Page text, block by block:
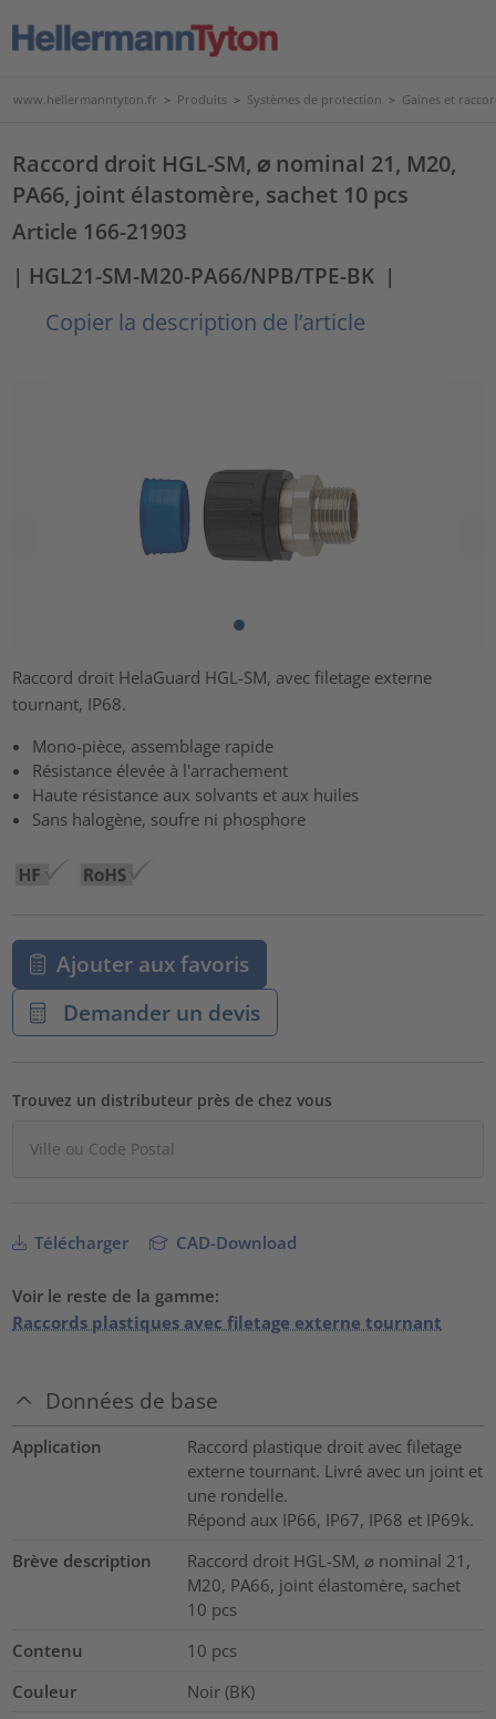
www.hellermanntyton.fr > Produits > Systèmes de protection > Gaines et
Raccord droit HGL-SM, ⌀ nominal 21, M20,
PA66, joint élastomère, sachet 10 pcs
Article 166-21903
| HGL21-SM-M20-PA66/NPB/TPE-BK |
Copier la description de l’article
Raccord droit HelaGuard HGL-SM, avec filetage externe
tournant, IP68.
Mono-pièce, assemblage rapide
Résistance élevée à l'arrachement
Haute résistance aux solvants et aux huiles
Sans halogène, soufre ni phosphore
Ajouter aux favoris
Demander un devis
Trouvez un distributeur près de chez vous
Télécharger CAD-Download
Voir le reste de la gamme:
Raccords plastiques avec filetage externe tournant
Données de base
Application
Raccord plastique droit avec filetage
externe tournant. Livré avec un joint et
une rondelle.
Répond aux IP66, IP67, IP68 et IP69k.
Brève description
Raccord droit HGL-SM, ⌀ nominal 21,
M20, PA66, joint élastomère, sachet
10 pcs
Contenu
10 pcs
Couleur
Noir (BK)